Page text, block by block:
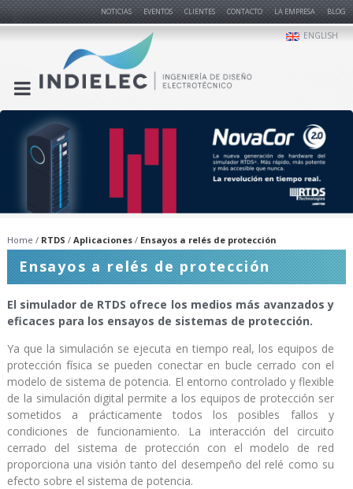
ENGLISH
NOTICIAS EVENTOS CLIENTES CONTACTO LA EMPRESA BLOG
Home RTDS Aplicaciones Ensayos a relés de protección
Ensayos a relés de protección
El simulador de RTDS ofrece los medios más avanzados y
eficaces para los ensayos de sistemas de protección.
Ya que la simulación se ejecuta en tiempo real, los equipos de
protección física se pueden conectar en bucle cerrado con el
modelo de sistema de potencia. El entorno controlado y flexible
de la simulación digital permite a los equipos de protección ser
sometidos a prácticamente todos los posibles fallos y
condiciones de funcionamiento. La interacción del circuito
cerrado del sistema de protección con el modelo de red
proporciona una visión tanto del desempeño del relé como su
efecto sobre el sistema de potencia.